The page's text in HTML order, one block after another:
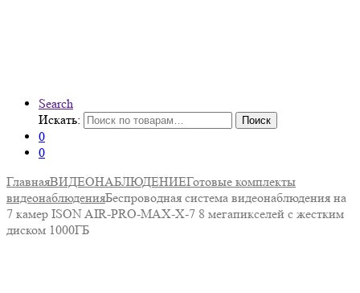
Search
Искать:
Поиск
0
0
ГлавнаяВИДЕОНАБЛЮДЕНИЕГотовые комплекты
видеонаблюденияБеспроводная система видеонаблюдения на
7 камер ISON AIR-PRO-MAX-X-7 8 мегапикселей с жестким
диском 1000ГБ